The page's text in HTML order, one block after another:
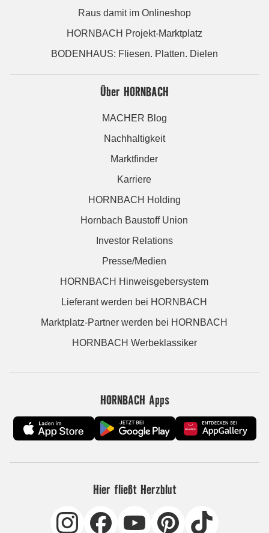
Raus damit im Onlineshop
HORNBACH Projekt-Marktplatz
BODENHAUS: Fliesen. Platten. Dielen
Über HORNBACH
MACHER Blog
Nachhaltigkeit
Marktfinder
Karriere
HORNBACH Holding
Hornbach Baustoff Union
Investor Relations
Presse/Medien
HORNBACH Hinweisgebersystem
Lieferant werden bei HORNBACH
Marktplatz-Partner werden bei HORNBACH
HORNBACH Werbeklassiker
HORNBACH Apps
Hier fließt Herzblut